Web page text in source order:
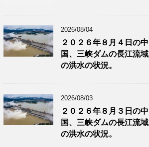
2026/08/04
２０２６年８月４日の中
国、三峡ダムの長江流域
の洪水の状況。
2026/08/03
２０２６年８月３日の中
国、三峡ダムの長江流域
の洪水の状況。